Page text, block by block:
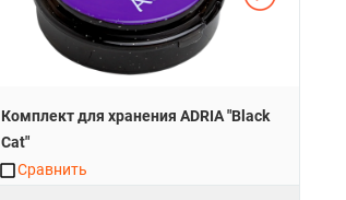
Комплект для хранения ADRIA "Black
Cat"
Сравнить